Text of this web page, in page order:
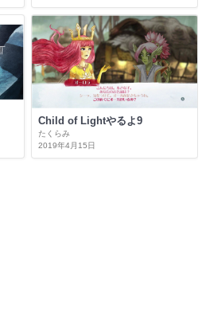
Child of Lightやるよ9
たくらみ
2019年4月15日